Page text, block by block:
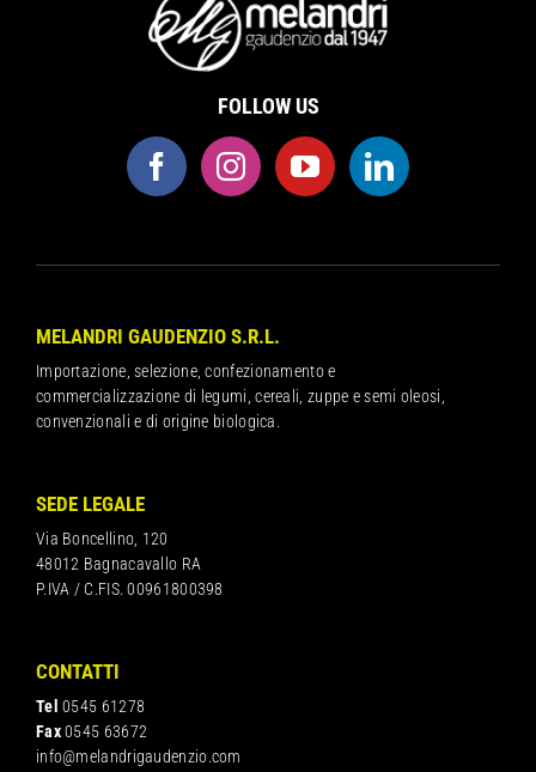
FOLLOW US
MELANDRI GAUDENZIO S.R.L.
Importazione, selezione, confezionamento e
commercializzazione di legumi, cereali, zuppe e semi oleosi,
convenzionali e di origine biologica.
SEDE LEGALE
Via Boncellino, 120
48012 Bagnacavallo RA
P.IVA / C.FIS. 00961800398
CONTATTI
Tel 0545 61278
Fax0545 63672
info@melandrigaudenzio.com